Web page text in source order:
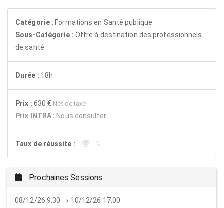
Catégorie : Formations en Santé publique
Sous-Catégorie : Offre à destination des professionnels
de santé
Durée : 18h
Prix : 630 € Net de taxe
Prix INTRA : Nous consulter
Taux de réussite : - %
Prochaines Sessions
08/12/26 9:30 → 10/12/26 17:00